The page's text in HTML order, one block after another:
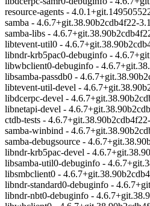
resource-agents -
samba - 4.6.7+git.38.90b2cdb4f22-3.1
samba-libs -
libtevent-util0 -
libndr-krb5pac0-debuginfo -
libwbclient0-debuginfo -
libsamba-passdb0 -
libtevent-util-devel -
libdcerpc-devel -
libnetapi-devel -
ctdb-tests -
samba-winbind -
samba-debugsource -
libndr-krb5pac-devel -
libsamba-util0-debuginfo -
libsmbclient0 -
libndr-standard0-debuginfo -
libndr-nbt0-debuginfo -